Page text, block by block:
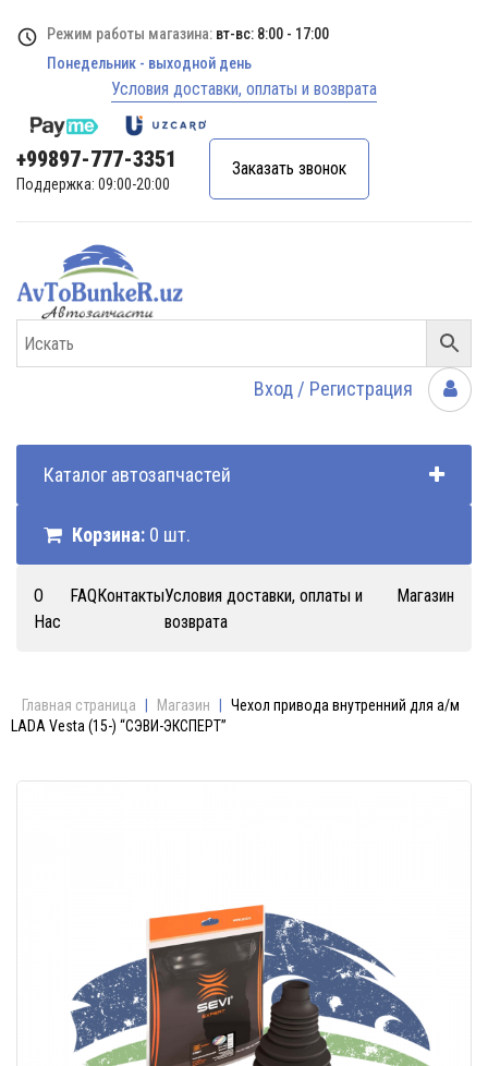
Режим работы магазина: вт-вс: 8:00 - 17:00
Понедельник - выходной день
Условия доставки, оплаты и возврата
+99897-777-3351
Поддержка: 09:00-20:00
Заказать звонок
Вход / Регистрация
Каталог автозапчастей
Корзина: 0 шт.
О
Нас
FAQКонтактыУсловия доставки, оплаты и
возврата
Магазин
Главная страница Магазин
Чехол привода внутренний для а/м
LADA Vesta (15-) “СЭВИ-ЭКСПЕРТ”